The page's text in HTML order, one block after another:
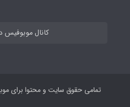
کانال موبوفیس
تمامی حقوق سایت و محتوا برای